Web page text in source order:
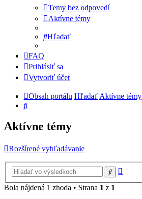
Temy bez odpovedí
Aktívne témy
Hľadať
FAQ
Prihlásiť sa
Vytvoriť účet
Obsah portálu HľadaťAktívne témy
Hľadať
Aktívne témy
Rozšírené vyhľadávanie
Hľadať
Bola nájdená 1 zhoda • Strana 1 z 1